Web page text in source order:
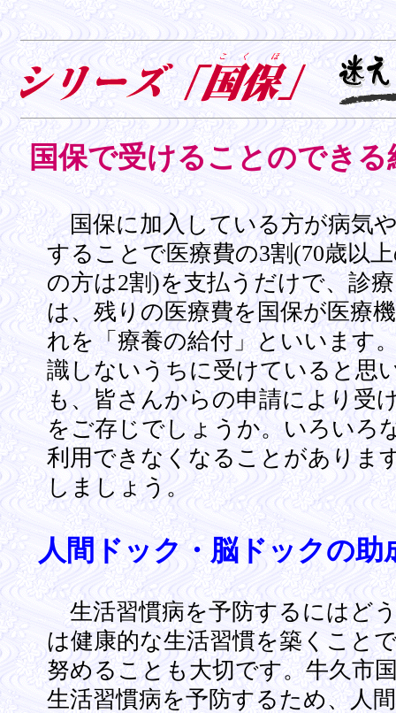
国保で受けることのできる
国保に加入している方が病気
することで医療費の3割(70歳以
の方は2割)を支払うだけで、診
は、残りの医療費を国保が医療
れを「療養の給付」といいます
識しないうちに受けていると思
も、皆さんからの申請により受
をご存じでしょうか。いろいろ
利用できなくなることがありま
しましょう。
人間ドック・脳ドックの助
生活習慣病を予防するにはど
は健康的な生活習慣を築くこと
努めることも大切です。牛久市
生活習慣病を予防するため、人